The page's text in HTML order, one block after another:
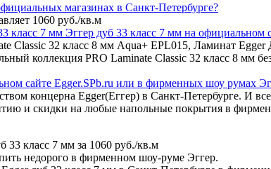
магазинах в Санкт-Петербурге?
1060 руб./кв.м
класс 7 мм Эггер дуб 33 класс 7 мм на официальном
32 класс 8 мм Aqua+ EPL015, Ламинат Egger
коллекция PRO Laminate Classic 32 класс 8 мм
сайте Egger.SPb.ru или в фирменных шоу румах
концерна Egger(Еггер) в Санкт-Петербурге. И
и скидки на любые напольные покрытия в
33 класс 7 мм за 1060 руб./кв.м
недорого в фирменном шоу-руме Эггер.